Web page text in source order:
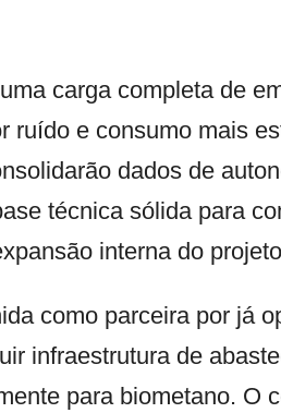
carga completa de
ruído e consumo mais
dados de
técnica sólida para
interna do
como parceira por já
infraestrutura de
para biometano. O